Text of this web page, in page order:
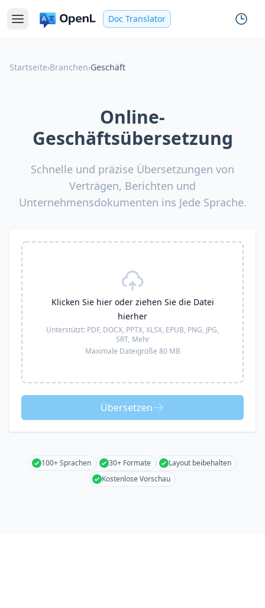
Doc Translator
Startseite›Branchen›Geschäft
Online-
Geschäftsübersetzung
Schnelle und präzise Übersetzungen von
Verträgen, Berichten und
Unternehmensdokumenten ins Jede Sprache.
Klicken Sie hier oder ziehen Sie die Datei
hierher
Unterstützt: PDF, DOCX, PPTX, XLSX, EPUB, PNG, JPG,
SRT, Mehr
Maximale Dateigröße 80 MB
Übersetzen
100+ Sprachen 30+ Formate
Layout beibehalten
Kostenlose Vorschau